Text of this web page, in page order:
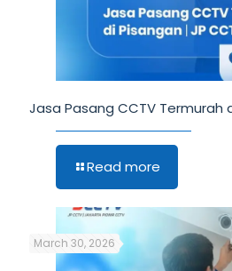
Jasa Pasang CCTV Termurah
Read more
March 30, 2026